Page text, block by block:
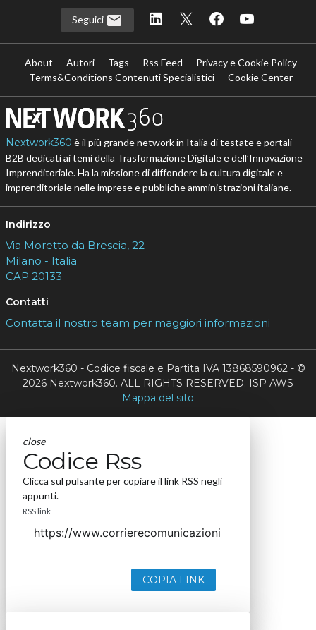
Seguici
About Autori Tags Rss Feed
Privacy e Cookie Policy
Terms&Conditions Contenuti Specialistici
Cookie Center
Nextwork360 è il più grande network in Italia di testate e portali
B2B dedicati ai temi della Trasformazione Digitale e dell’Innovazione
Imprenditoriale. Ha la missione di diffondere la cultura digitale e
imprenditoriale nelle imprese e pubbliche amministrazioni italiane.
Indirizzo
Via Moretto da Brescia, 22
Milano - Italia
CAP 20133
Contatti
Contatta il nostro team per maggiori informazioni
Nextwork360 - Codice fiscale e Partita IVA 13868590962 - ©
2026 Nextwork360. ALL RIGHTS RESERVED. ISP AWS
Mappa del sito
close
Codice Rss
Clicca sul pulsante per copiare il link RSS negli
appunti.
RSS link
COPIA LINK